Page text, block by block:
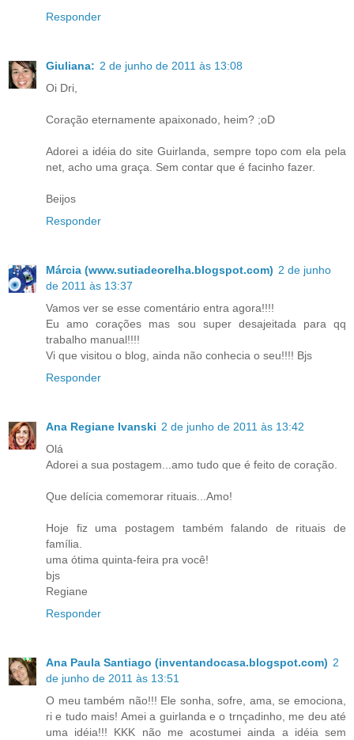
Responder
Giuliana: 2 de junho de 2011 às 13:08
Oi Dri,
Coração eternamente apaixonado, heim? ;oD
Adorei a idéia do site Guirlanda, sempre topo com ela pela
net, acho uma graça. Sem contar que é facinho fazer.
Beijos
Responder
Márcia (www.sutiadeorelha.blogspot.com) 2 de junho
de 2011 às 13:37
Vamos ver se esse comentário entra agora!!!!
Eu amo corações mas sou super desajeitada para qq
trabalho manual!!!!
Vi que visitou o blog, ainda não conhecia o seu!!!! Bjs
Responder
Ana Regiane Ivanski 2 de junho de 2011 às 13:42
Olá
Adorei a sua postagem...amo tudo que é feito de coração.
Que delícia comemorar rituais...Amo!
Hoje fiz uma postagem também falando de rituais de
família.
uma ótima quinta-feira pra você!
bjs
Regiane
Responder
Ana Paula Santiago (inventandocasa.blogspot.com) 2
de junho de 2011 às 13:51
O meu também não!!! Ele sonha, sofre, ama, se emociona,
ri e tudo mais! Amei a guirlanda e o trnçadinho, me deu até
uma idéia!!! KKK não me acostumei ainda a idéia sem